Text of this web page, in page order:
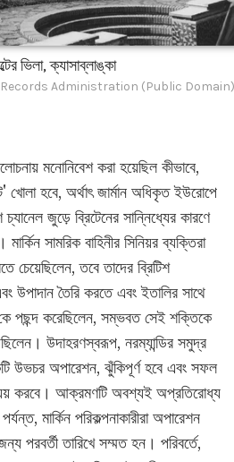
ভিলা, ক্যাসাব্লাঙ্কা
Records Administration (Public Domain)
মনোনিবেশ করা হয়েছিল কীভাবে,
হবে, অর্থাৎ জার্মান অধিকৃত ইউরোপে
জুড়ে ব্রিটেনের সান্নিধ্যের কারণে
সামরিক বাহিনীর সিনিয়র ব্যক্তিরা
তবে তাদের ব্রিটিশ
উপাদান তৈরি করতে এবং ইতালির সাথে
পছন্দ করেছিলেন, সম্ভবত সেই শক্তিকে
উদাহরণস্বরূপ, নরম্যান্ডির সমুদ্র
উভচর অপারেশন, ঝুঁকিপূর্ণ হবে এবং সফল
করবে। আক্রমণটি অবশ্যই অপ্রতিরোধ্য
মার্কিন পরিকল্পনাকারীরা অপারেশন
পরবর্তী তারিখে সম্মত হন। পরিবর্তে,